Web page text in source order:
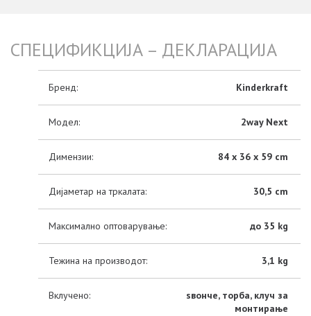
СПЕЦИФИКЦИЈА – ДЕКЛАРАЦИЈА
Бренд: Kinderkraft
Модел: 2way Next
Димензии: 84 x 36 x 59 cm
Дијаметар на тркалата: 30,5 cm
Максимално оптоварување: до 35 kg
Тежина на производот: 3,1 kg
Вклучено:
ѕвонче, торба, клуч за
монтирање